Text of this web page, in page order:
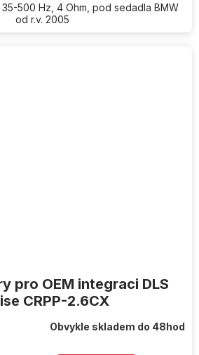
35-500 Hz, 4 Ohm, pod sedadla BMW
od r.v. 2005
pro OEM integraci DLS
CRPP-2.6CX
Obvykle skladem do 48hod